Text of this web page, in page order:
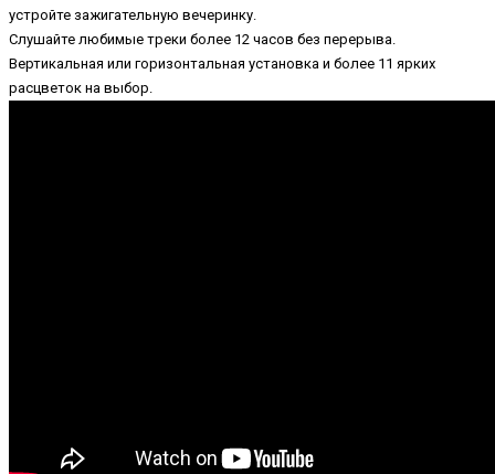
устройте зажигательную вечеринку.
Слушайте любимые треки более 12 часов без перерыва.
Вертикальная или горизонтальная установка и более 11 ярких
расцветок на выбор.